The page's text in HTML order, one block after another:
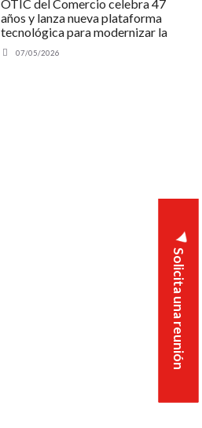
Solicita una reunión
OTIC del Comercio celebra 47
años y lanza nueva plataforma
tecnológica para modernizar la
capacitación laboral
07/05/2026